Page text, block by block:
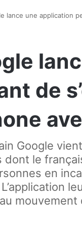
lance une application
de
Google
le
en